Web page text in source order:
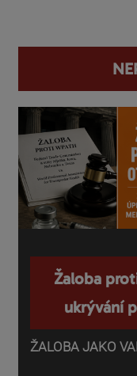
Žaloba
ukrývání
ŽALOBA JAKO